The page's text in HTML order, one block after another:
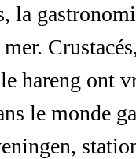
la
hareng ont
le monde